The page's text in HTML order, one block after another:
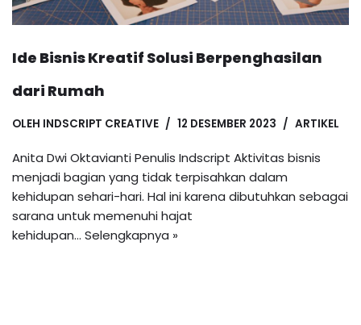
Ide Bisnis Kreatif Solusi Berpenghasilan
dari Rumah
OLEH INDSCRIPT CREATIVE 12 DESEMBER 2023 ARTIKEL
Anita Dwi Oktavianti Penulis Indscript Aktivitas bisnis
menjadi bagian yang tidak terpisahkan dalam
kehidupan sehari-hari. Hal ini karena dibutuhkan sebagai
sarana untuk memenuhi hajat
kehidupan… Selengkapnya »